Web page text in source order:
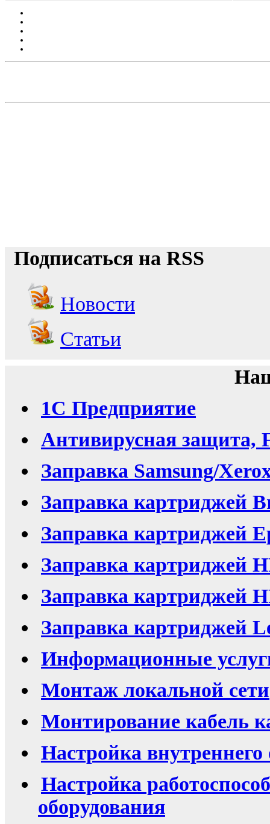
Подписаться на RSS
Новости
Статьи
1С Предприятие
Антивирусная защита,
Заправка Samsung/
Заправка картриджей
Заправка картриджей
Заправка картриджей
Заправка картриджей
Заправка картриджей
Информационные
Монтаж локальной сети
Монтирование кабель
Настройка внутреннего
Настройка
оборудования